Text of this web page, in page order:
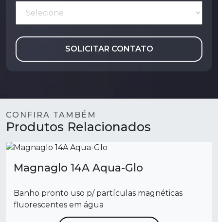
SOLICITAR CONTATO
CONFIRA TAMBÉM
Produtos Relacionados
Magnaglo 14A Aqua-Glo
Banho pronto uso p/ partículas magnéticas
fluorescentes em água